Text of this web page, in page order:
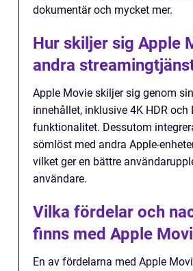
dokumentär och mycket mer.
Hur skiljer sig Apple
andra
Apple Movie skiljer sig genom
innehållet, inklusive 4K HDR och
funktionalitet. Dessutom
sömlöst med andra Apple-
vilket ger en bättre
användare.
Vilka fördelar och
finns med Apple
En av fördelarna med Apple